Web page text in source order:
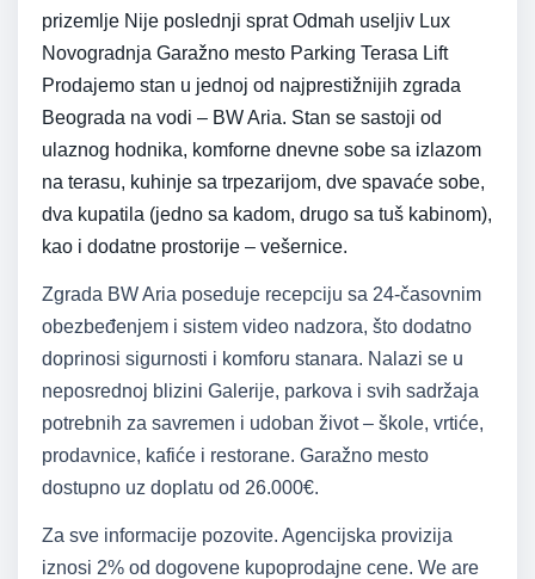
prizemlje Nije poslednji sprat Odmah useljiv Lux
Novogradnja Garažno mesto Parking Terasa Lift
Prodajemo stan u jednoj od najprestižnijih zgrada
Beograda na vodi – BW Aria. Stan se sastoji od
ulaznog hodnika, komforne dnevne sobe sa izlazom
na terasu, kuhinje sa trpezarijom, dve spavaće sobe,
dva kupatila (jedno sa kadom, drugo sa tuš kabinom),
kao i dodatne prostorije – vešernice.
Zgrada BW Aria poseduje recepciju sa 24-časovnim
obezbeđenjem i sistem video nadzora, što dodatno
doprinosi sigurnosti i komforu stanara. Nalazi se u
neposrednoj blizini Galerije, parkova i svih sadržaja
potrebnih za savremen i udoban život – škole, vrtiće,
prodavnice, kafiće i restorane. Garažno mesto
dostupno uz doplatu od 26.000€.
Za sve informacije pozovite. Agencijska provizija
iznosi 2% od dogovene kupoprodajne cene. We are